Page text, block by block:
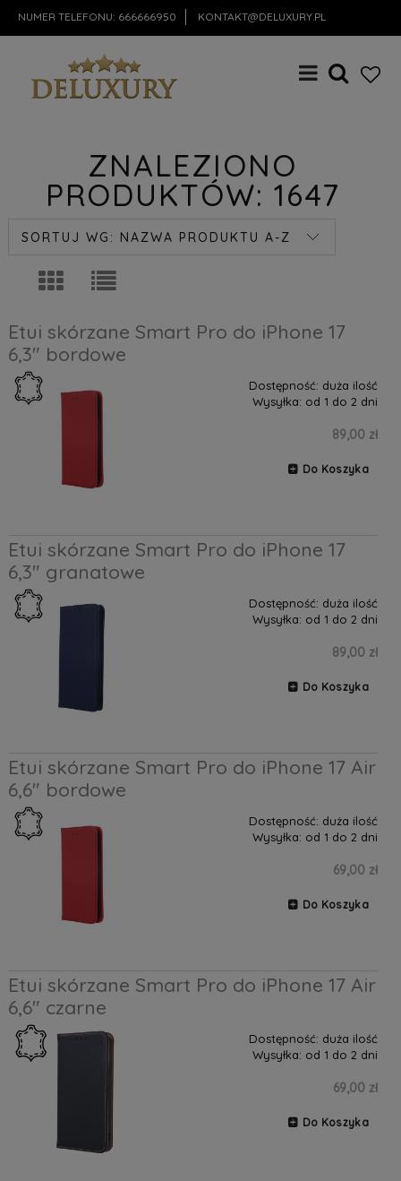
NUMER TELEFONU: 666666950 KONTAKT@DELUXURY.PL
ZNALEZIONO
PRODUKTÓW: 1647
SORTUJ WG: NAZWA PRODUKTU A-Z
Etui skórzane Smart Pro do iPhone 17
6,3" bordowe
Dostępność: duża ilość
Wysyłka: od 1 do 2 dni
89,00 zł
Do Koszyka
Etui skórzane Smart Pro do iPhone 17
6,3" granatowe
Dostępność: duża ilość
Wysyłka: od 1 do 2 dni
89,00 zł
Do Koszyka
Etui skórzane Smart Pro do iPhone 17 Air
6,6" bordowe
Dostępność: duża ilość
Wysyłka: od 1 do 2 dni
69,00 zł
Do Koszyka
Etui skórzane Smart Pro do iPhone 17 Air
6,6" czarne
Dostępność: duża ilość
Wysyłka: od 1 do 2 dni
69,00 zł
Do Koszyka